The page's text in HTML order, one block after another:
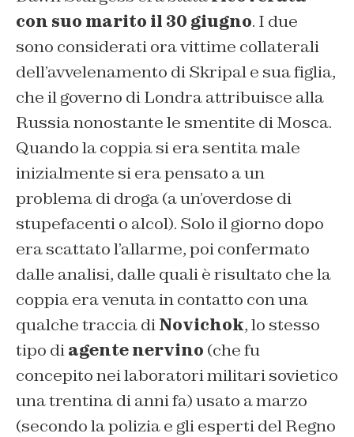
con suo marito il 30 giugno. I due
sono considerati ora vittime collaterali
dell’avvelenamento di Skripal e sua figlia,
che il governo di Londra attribuisce alla
Russia nonostante le smentite di Mosca.
Quando la coppia si era sentita male
inizialmente si era pensato a un
problema di droga (a un’overdose di
stupefacenti o alcol). Solo il giorno dopo
era scattato l’allarme, poi confermato
dalle analisi, dalle quali è risultato che la
coppia era venuta in contatto con una
qualche traccia diNovichok, lo stesso
tipo diagente nervino (che fu
concepito nei laboratori militari sovietico
una trentina di anni fa) usato a marzo
(secondo la polizia e gli esperti del Regno